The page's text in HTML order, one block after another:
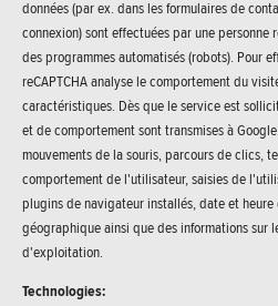
données (par ex. dans les formulaires de
connexion) sont effectuées par une personne
des programmes automatisés (robots). Pour
reCAPTCHA analyse le comportement du
caractéristiques. Dès que le service est
et de comportement sont transmises à
mouvements de la souris, parcours de clics,
comportement de l'utilisateur, saisies de
plugins de navigateur installés, date et
géographique ainsi que des informations sur
d'exploitation.
Technologies: